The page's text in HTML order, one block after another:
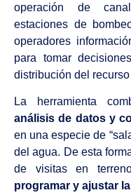
operación de
estaciones de
operadores
para tomar
distribución del
La herramienta
análisis de datos y
en una especie de
del agua. De esta
de visitas en
programar y ajustar